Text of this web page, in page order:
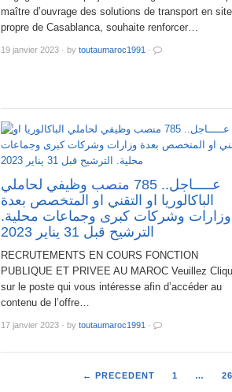
maître d’ouvrage des solutions de transport en site
propre de Casablanca, souhaite renforcer…
19 janvier 2023 · by toutaumaroc1991 ·
عـــــاجل.. 785 منصب وظيفي لحاملي
الباكالوريا او التقني او المتخصص بعدة
وزارات وشركات كبرى وجماعات محلية.
الترشيح قبل 31 يناير 2023
RECRUTEMENTS EN COURS FONCTION
PUBLIQUE ET PRIVEE AU MAROC Veuillez
sur le poste qui vous intéresse afin d’accéder au
contenu de l’offre…
17 janvier 2023 · by toutaumaroc1991 ·
← PRECEDENT 1 …